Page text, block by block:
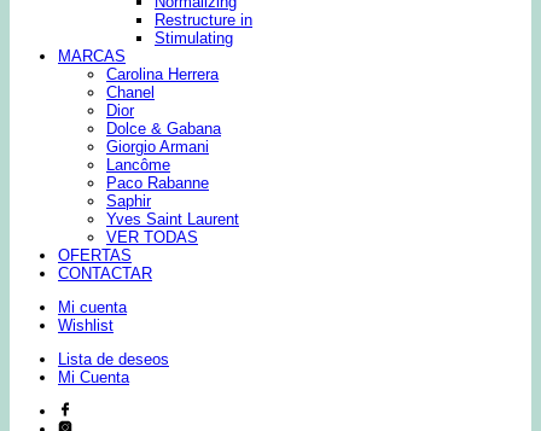
Restructure in
Stimulating
MARCAS
Carolina Herrera
Chanel
Dior
Dolce & Gabana
Giorgio Armani
Lancôme
Paco Rabanne
Saphir
Yves Saint Laurent
VER TODAS
OFERTAS
CONTACTAR
Mi cuenta
Wishlist
Lista de deseos
Mi Cuenta